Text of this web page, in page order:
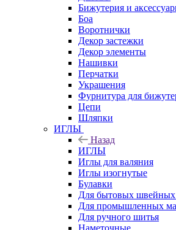
Бижутерия и
Боа
Воротнички
Декор застежки
Декор элементы
Нашивки
Перчатки
Украшения
Фурнитура для
Цепи
Шляпки
ИГЛЫ
Назад
ИГЛЫ
Иглы для валяния
Иглы изогнутые
Булавки
Для бытовых
Для промышленных
Для ручного шитья
Наметочные